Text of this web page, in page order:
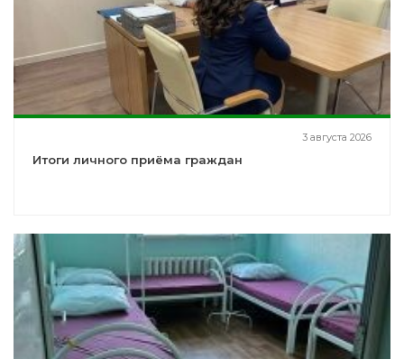
3 августа 2026
Итоги личного приёма граждан